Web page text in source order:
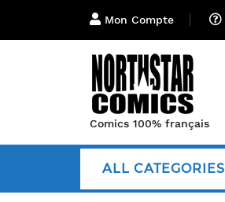
Mon Compte
Comics 100% français
ALL CATEGORIES